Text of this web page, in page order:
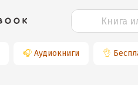
🎧 Аудиокниги 👌